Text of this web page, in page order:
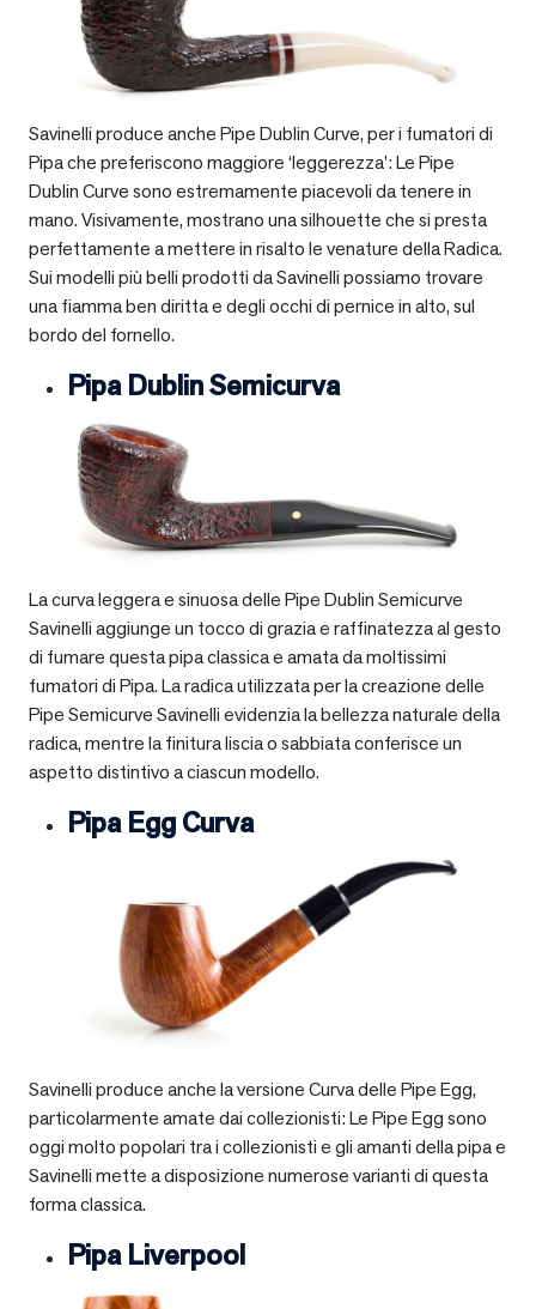
Savinelli produce anche Pipe Dublin Curve, per i fumatori di
Pipa che preferiscono maggiore ‘leggerezza’: Le Pipe
Dublin Curve sono estremamente piacevoli da tenere in
mano. Visivamente, mostrano una silhouette che si presta
perfettamente a mettere in risalto le venature della Radica.
Sui modelli più belli prodotti da Savinelli possiamo trovare
una fiamma ben diritta e degli occhi di pernice in alto, sul
bordo del fornello.
Pipa Dublin Semicurva
La curva leggera e sinuosa delle Pipe Dublin Semicurve
Savinelli aggiunge un tocco di grazia e raffinatezza al gesto
di fumare questa pipa classica e amata da moltissimi
fumatori di Pipa. La radica utilizzata per la creazione delle
Pipe Semicurve Savinelli evidenzia la bellezza naturale della
radica, mentre la finitura liscia o sabbiata conferisce un
aspetto distintivo a ciascun modello.
Pipa Egg Curva
Savinelli produce anche la versione Curva delle Pipe Egg,
particolarmente amate dai collezionisti: Le Pipe Egg sono
oggi molto popolari tra i collezionisti e gli amanti della pipa e
Savinelli mette a disposizione numerose varianti di questa
forma classica.
Pipa Liverpool